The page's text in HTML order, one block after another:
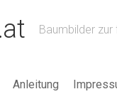
Baumbilder zur
Anleitung